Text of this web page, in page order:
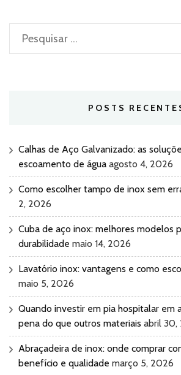
Pesquisar
por:
POSTS
Calhas de Aço Galvanizado: as
escoamento de água agosto 4, 2026
Como escolher tampo de inox sem
2, 2026
Cuba de aço inox: melhores modelos
durabilidade maio 14, 2026
Lavatório inox: vantagens e como
maio 5, 2026
Quando investir em pia hospitalar em
pena do que outros materiais abril 30,
Abraçadeira de inox: onde comprar
benefício e qualidade março 5, 2026